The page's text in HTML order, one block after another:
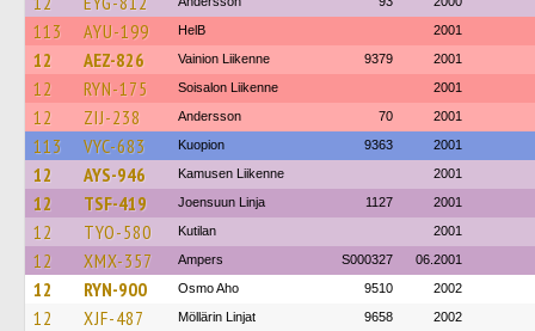
113 AYU-199 HelB 2001
12 AEZ-826 Vainion Liikenne 9379 2001
12 RYN-175 Soisalon Liikenne 2001
12 ZIJ-238 Andersson 70 2001
113 VYC-683 Kuopion 9363 2001
12 AYS-946 Kamusen Liikenne 2001
12 TSF-419 Joensuun Linja 1127 2001
12 TYO-580 Kutilan 2001
12 XMX-357 Ampers S000327 06.2001
12 RYN-900 Osmo Aho 9510 2002
12 XJF-487 Möllärin Linjat 9658 2002